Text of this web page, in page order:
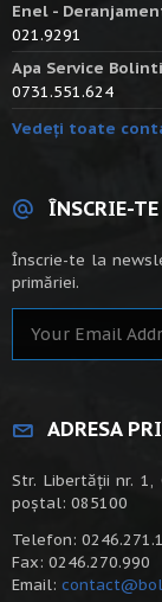
Enel -
021.9291
Apa Service
0731.551.624
Vedeți toate
ÎNSCRIE-
Înscrie-te la
primăriei.
ADRESA
Str. Libertății nr. 1,
poștal: 085100
Telefon:
Fax: 0246.270.990
Email: